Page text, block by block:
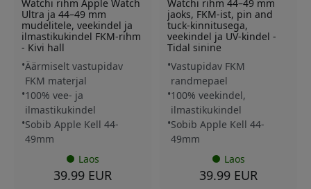
Watchi rihm Apple Watch
Ultra ja 44–49 mm
mudelitele, veekindel ja
ilmastikukindel FKM-rihm
- Kivi hall
Äärmiselt vastupidav
FKM materjal
100% vee- ja
ilmastikukindel
Sobib Apple Kell 44-
49mm
Laos
39.99 EUR
Watchi rihm 44–49 mm
jaoks, FKM-ist, pin and
tuck-kinnitusega,
veekindel ja UV-kindel -
Tidal sinine
Vastupidav FKM
randmepael
100% veekindel,
ilmastikukindel
Sobib Apple Kell 44-
49mm
Laos
39.99 EUR